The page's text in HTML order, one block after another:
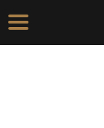
Перейти к
Основная
Строка